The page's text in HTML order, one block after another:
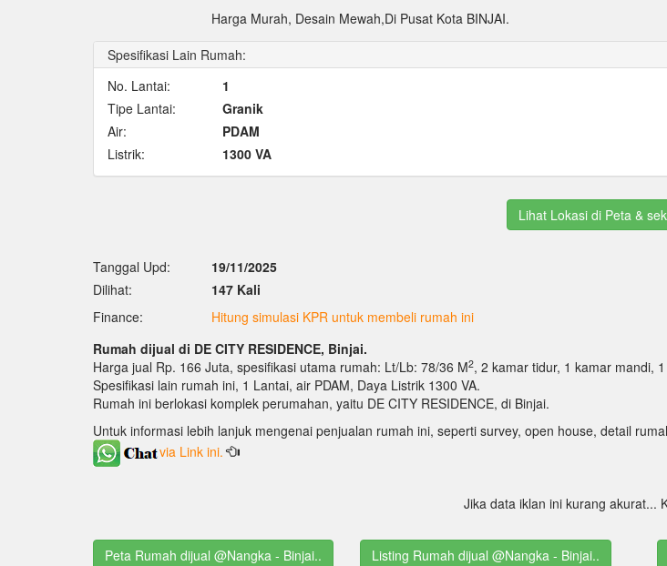
Harga Murah, Desain Mewah,Di Pusat Kota BINJAI.
Spesifikasi Lain Rumah:
No. Lantai:
1
Tipe Lantai:
Granik
Air:
PDAM
Listrik:
1300 VA
Lihat Lokasi di Peta &
Tanggal Upd:
19/11/2025
Dilihat:
147 Kali
Finance:
Hitung simulasi KPR untuk membeli rumah ini
Rumah dijual di DE CITY RESIDENCE, Binjai.
Harga jual Rp. 166 Juta, spesifikasi utama rumah: Lt/Lb: 78/36 M2, 2 kamar tidur, 1 kamar mandi,
Spesifikasi lain rumah ini, 1 Lantai, air PDAM, Daya Listrik 1300 VA.
Rumah ini berlokasi komplek perumahan, yaitu DE CITY RESIDENCE, di Binjai.
Untuk informasi lebih lanjuk mengenai penjualan rumah ini, seperti survey, open house, detail
via Link ini.
Jika data iklan ini kurang akurat...
Peta Rumah dijual @Nangka - Binjai.. Listing Rumah dijual @Nangka - Binjai..